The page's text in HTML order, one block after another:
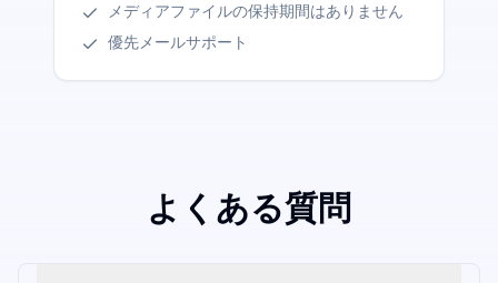
メディアファイルの保持期間はありません
優先メールサポート
よくある質問